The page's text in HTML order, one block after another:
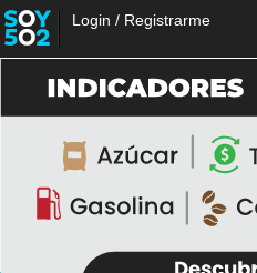
Login / Registrarme